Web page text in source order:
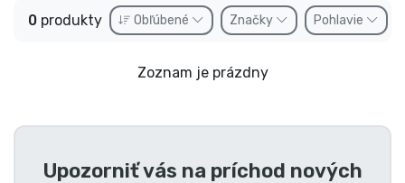
0 produkty Obľúbené Značky Pohlavie
Zoznam je prázdny
Upozorniť vás na príchod nových
Outlet produkty
Preprava a platba
Zoradiť podľa série
Zoradiť podľa filmov